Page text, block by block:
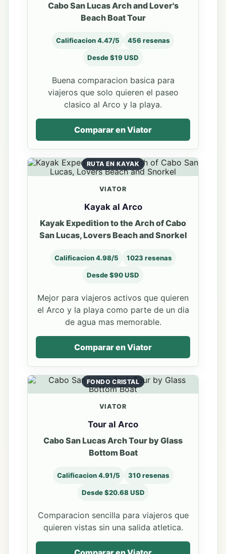
Cabo San Lucas Arch and Lover's
Beach Boat Tour
Calificacion 4.47/5 456 resenas
Desde $19 USD
Buena comparacion basica para
viajeros que solo quieren el paseo
clasico al Arco y la playa.
Comparar en Viator
RUTA EN KAYAK
VIATOR
Kayak al Arco
Kayak Expedition to the Arch of Cabo
San Lucas, Lovers Beach and Snorkel
Calificacion 4.98/5 1023 resenas
Desde $90 USD
Mejor para viajeros activos que quieren
el Arco y la playa como parte de un dia
de agua mas memorable.
Comparar en Viator
FONDO CRISTAL
VIATOR
Tour al Arco
Cabo San Lucas Arch Tour by Glass
Bottom Boat
Calificacion 4.91/5 310 resenas
Desde $20.68 USD
Comparacion sencilla para viajeros que
quieren vistas sin una salida atletica.